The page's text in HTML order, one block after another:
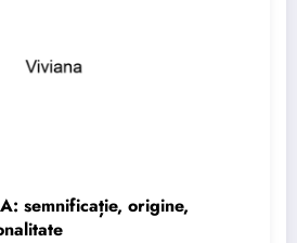
semnificație, origine,